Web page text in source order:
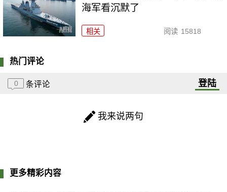
海军看沉默了
相关 阅读 15818
热门评论
0 条评论 登陆
我来说两句
更多精彩内容